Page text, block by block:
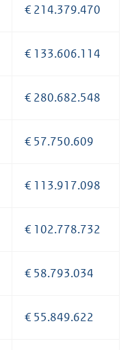
€ 214.379.470
€ 133.606.114
€ 280.682.548
€ 57.750.609
€ 113.917.098
€ 102.778.732
€ 58.793.034
€ 55.849.622